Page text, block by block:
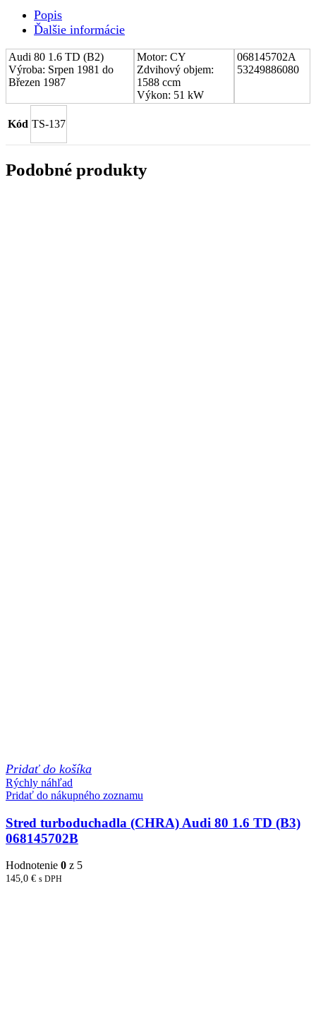
(B2)
068145702A
Popis
Ďalšie informácie
Audi 80 1.6 TD (B2)
Výroba: Srpen 1981 do
Březen 1987
Motor: CY
Zdvihový objem:
1588 ccm
Výkon: 51 kW
068145702A
53249886080
Kód TS-137
Podobné produkty
Pridať do košíka
Rýchly náhľad
Pridať do nákupného zoznamu
Stred turboduchadla (CHRA) Audi 80 1.6 TD (B3)
068145702B
Hodnotenie 0 z 5
145,0 € s DPH